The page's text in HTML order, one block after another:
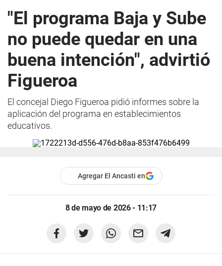
"El programa Baja y Sube
no puede quedar en una
buena intención", advirtió
Figueroa
El concejal Diego Figueroa pidió informes sobre la
aplicación del programa en establecimientos
educativos.
Agregar El Ancasti en
8 de mayo de 2026 - 11:17